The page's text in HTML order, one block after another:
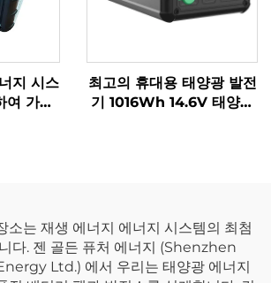
지 시스
여 가정
최고의 휴대용 태양광 발전
기 1016Wh 14.6V 태양광
소는 재생 에너지 에너지 시스템의 최첨
다. 젠 골든 퓨처 에너지 (Shenzhen
Ltd.) 에서 우리는 태양광 에너지